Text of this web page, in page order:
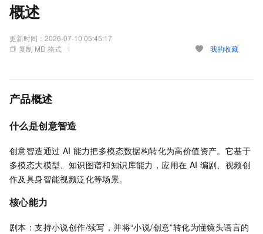
概述
更新时间： 2026-07-10 05:45:17
复制 MD 格式
我的收藏
产品概述
什么是创意智造
创意智造通过 AI 能力把多模态数据构转化为高价值资产。它基于
多模态大模型、知识图谱和知识库能力，应用在 AI 编剧、视频创
作及具身智能视频泛化等场景。
核心能力
剧本：支持小说创作/续写，并将“小说/创意”转化为懂镜头语言的